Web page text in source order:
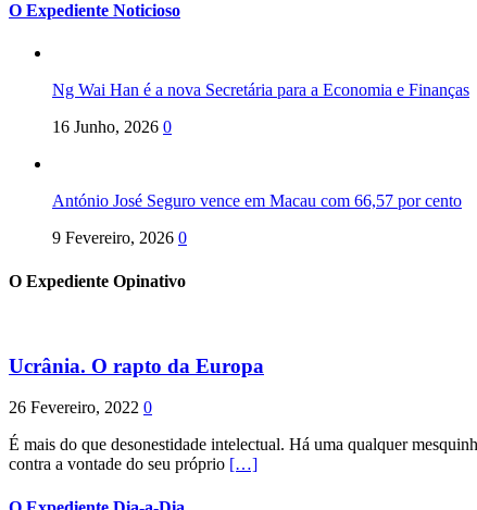
O Expediente Noticioso
Ng Wai Han é a nova Secretária para a Economia e Finanças
16 Junho, 2026 0
António José Seguro vence em Macau com 66,57 por cento
9 Fevereiro, 2026 0
O Expediente Opinativo
Ucrânia. O rapto da Europa
26 Fevereiro, 2022 0
É mais do que desonestidade intelectual. Há uma qualquer
contra a vontade do seu próprio […]